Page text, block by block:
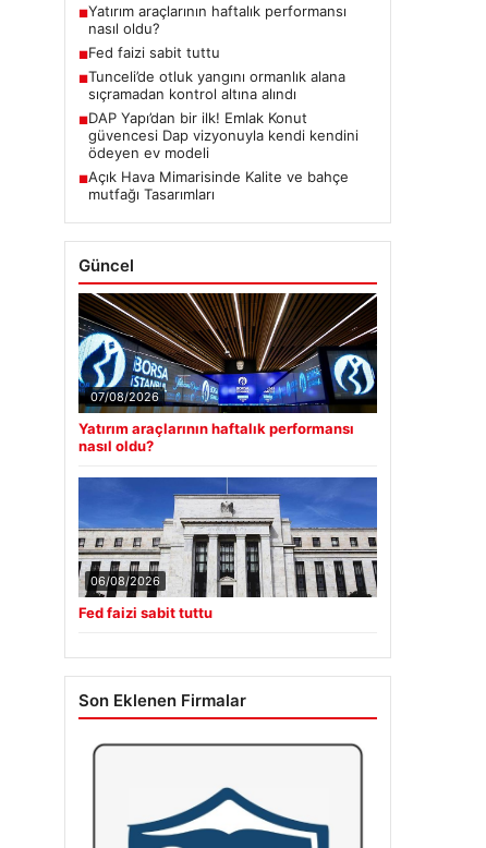
■Yatırım araçlarının haftalık performansı
nasıl oldu?
■Fed faizi sabit tuttu
■Tunceli’de otluk yangını ormanlık alana
sıçramadan kontrol altına alındı
■DAP Yapı’dan bir ilk! Emlak Konut
güvencesi Dap vizyonuyla kendi kendini
ödeyen ev modeli
■Açık Hava Mimarisinde Kalite ve bahçe
mutfağı Tasarımları
Güncel
07/08/2026
Yatırım araçlarının haftalık performansı
nasıl oldu?
06/08/2026
Fed faizi sabit tuttu
Son Eklenen Firmalar